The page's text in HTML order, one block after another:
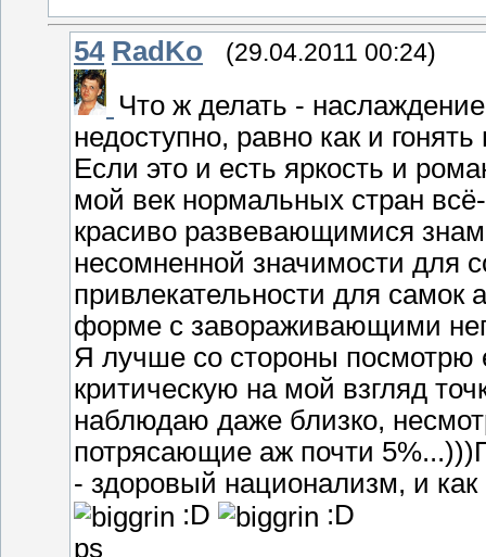
54 RadKo (29.04.2011 00:24)
Что ж делать -
недоступно, равно как и
Если это и есть яркость и
мой век нормальных стран
красиво развевающимися
несомненной значимости для
привлекательности для самок
форме с завораживающими
Я лучше со стороны
критическую на мой взгляд
наблюдаю даже близко,
потрясающие аж почти
- здоровый национализм, и как
:D
:D
ps